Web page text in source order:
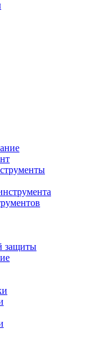
защиты